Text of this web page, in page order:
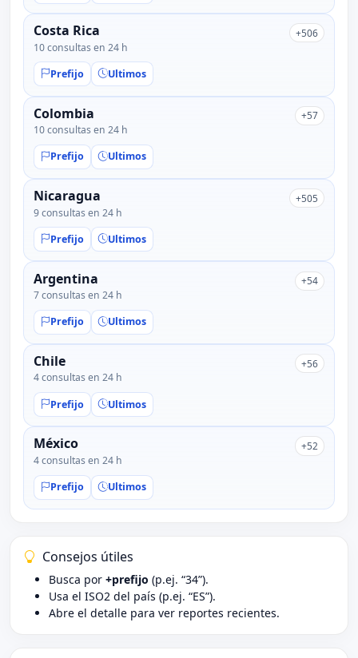
Costa Rica
10 consultas en 24 h
+506
Prefijo Ultimos
Colombia
10 consultas en 24 h
+57
Prefijo Ultimos
Nicaragua
9 consultas en 24 h
+505
Prefijo Ultimos
Argentina
7 consultas en 24 h
+54
Prefijo Ultimos
Chile
4 consultas en 24 h
+56
Prefijo Ultimos
México
4 consultas en 24 h
+52
Prefijo Ultimos
Consejos útiles
Busca por +prefijo (p.ej. “34”).
Usa el ISO2 del país (p.ej. “ES”).
Abre el detalle para ver reportes recientes.